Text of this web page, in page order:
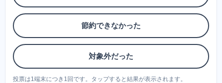
節約できなかった
対象外だった
投票は1端末につき1回です。タップすると結果が表示されます。